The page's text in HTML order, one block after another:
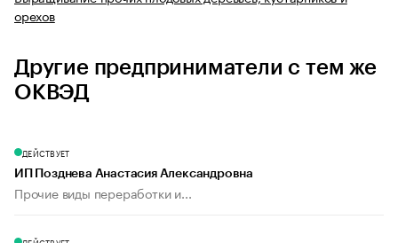
орехов
Другие предприниматели с тем же
ОКВЭД
ДЕЙСТВУЕТ
ИП Позднева Анастасия Александровна
Прочие виды переработки и...